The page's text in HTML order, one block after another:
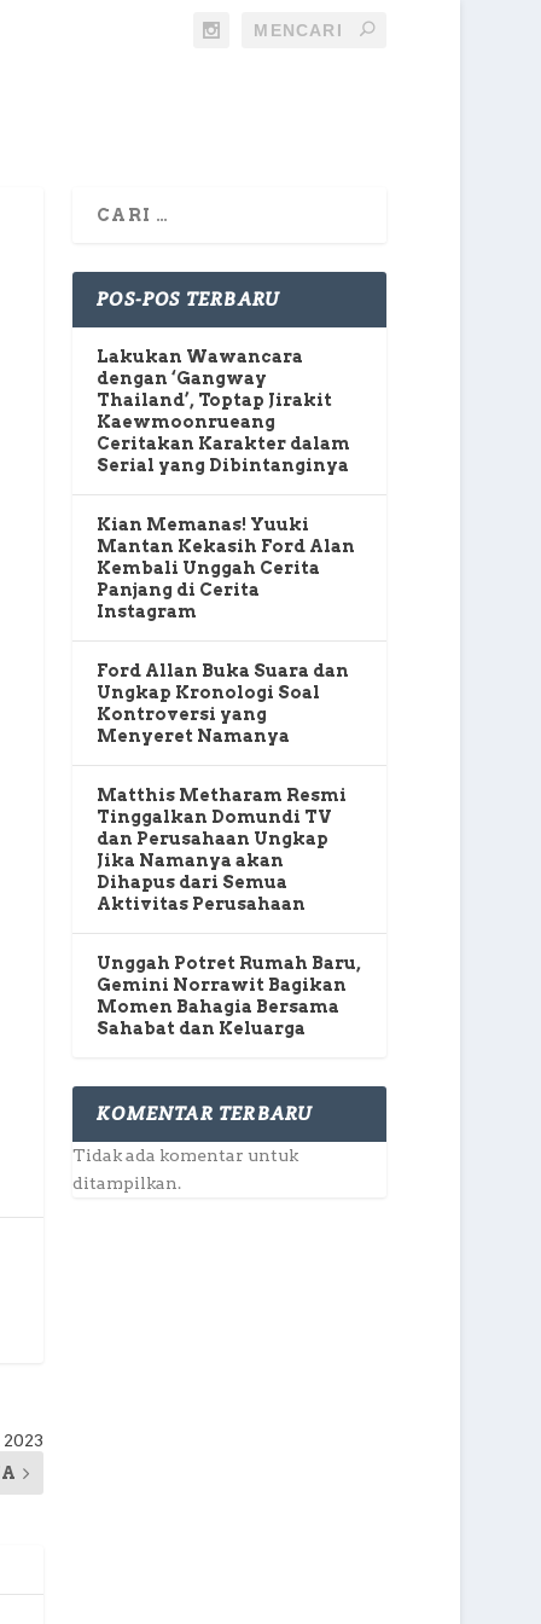
POS-POS TERBARU
Lakukan Wawancara
dengan ‘Gangway
Thailand’, Toptap Jirakit
Kaewmoonrueang
Ceritakan Karakter dalam
Serial yang Dibintanginya
Kian Memanas! Yuuki
Mantan Kekasih Ford Alan
Kembali Unggah Cerita
Panjang di Cerita
Instagram
Ford Allan Buka Suara dan
Ungkap Kronologi Soal
Kontroversi yang
Menyeret Namanya
Matthis Metharam Resmi
Tinggalkan Domundi TV
dan Perusahaan Ungkap
Jika Namanya akan
Dihapus dari Semua
Aktivitas Perusahaan
Unggah Potret Rumah Baru,
Gemini Norrawit Bagikan
Momen Bahagia Bersama
Sahabat dan Keluarga
KOMENTAR TERBARU
Tidak ada komentar untuk
ditampilkan.